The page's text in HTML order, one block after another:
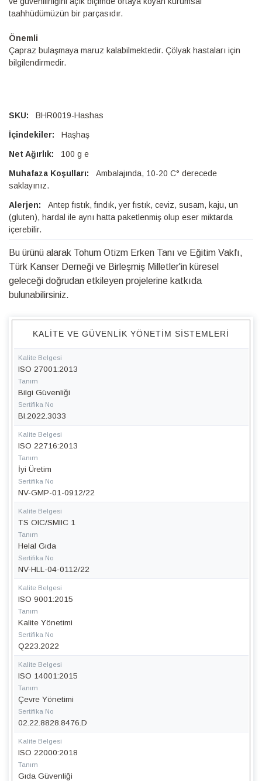
taahhüdümüzün bir parçasıdır.
Önemli
Çapraz bulaşmaya maruz kalabilmektedir. Çölyak hastaları için
bilgilendirmedir.
BHR0019-Hashas
Haşhaş
100 g e
Ambalajında, 10-20 C° derecede
saklayınız.
Antep fıstık, fındık, yer fıstık, ceviz, susam, kaju, un
(gluten), hardal ile aynı hatta paketlenmiş olup eser miktarda
içerebilir.
Bu ürünü alarak Tohum Otizm Erken Tanı ve Eğitim Vakfı,
Türk Kanser Derneği ve Birleşmiş Milletler'in küresel
geleceği doğrudan etkileyen projelerine katkıda
bulunabilirsiniz.
KALITE VE GÜVENLIK YÖNETIM SISTEMLERI
Kalite Belgesi
ISO 27001:2013
Tanım
Bilgi Güvenliği
Sertifika No
BI.2022.3033
Kalite Belgesi
ISO 22716:2013
Tanım
İyi Üretim
Sertifika No
NV-GMP-01-0912/22
Kalite Belgesi
TS OIC/SMIIC 1
Tanım
Helal Gıda
Sertifika No
NV-HLL-04-0112/22
Kalite Belgesi
ISO 9001:2015
Tanım
Kalite Yönetimi
Sertifika No
Q223.2022
Kalite Belgesi
ISO 14001:2015
Tanım
Çevre Yönetimi
Sertifika No
02.22.8828.8476.D
Kalite Belgesi
ISO 22000:2018
Tanım
Gıda Güvenliği